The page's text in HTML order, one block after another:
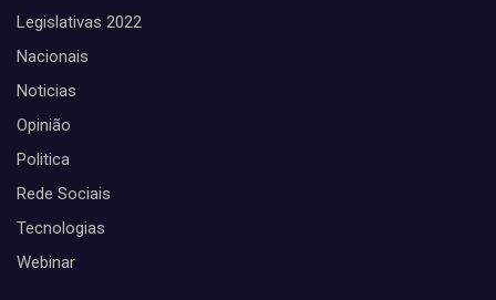
Legislativas 2022
Nacionais
Noticias
Opinião
Politica
Rede Sociais
Tecnologias
Webinar